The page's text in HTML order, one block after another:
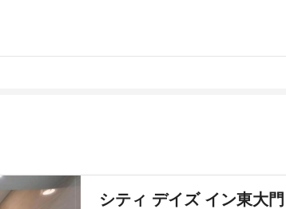
シティ デイズ イン東大門